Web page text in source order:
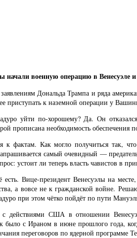
военную операцию в Венесуэле
Дональда Трампа и ряда
приступать к наземной операции у
уйти по-хорошему? Да. Он
прописана необходимость
к фактам. Как могло получиться так,
самый очевидный —
устоит ли теперь власть чавистов в
Вице-президент Венесуэлы на
а вовсе не к гражданской войне.
при этом чётко пойдёт по пути
действиями США в отношении
было с Ираном в июне прошлого года,
переговоров по ядерной программе